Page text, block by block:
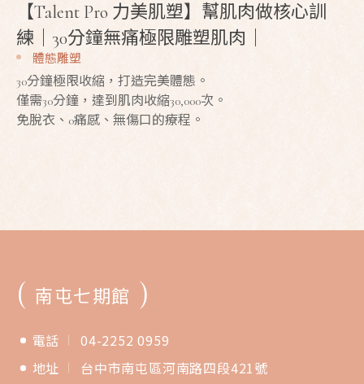
【Talent Pro 力美肌塑】幫肌肉做核心訓
練｜30分鐘無痛極限雕塑肌肉｜
體態雕塑
30分鐘極限收縮，打造完美體態。
僅需30分鐘，達到肌肉收縮30,000次。
免脫衣、0痛感、無傷口的療程。
( 南屯七期館 )
電話
04-2252 0959
地址
台中市南屯區河南路四段421號